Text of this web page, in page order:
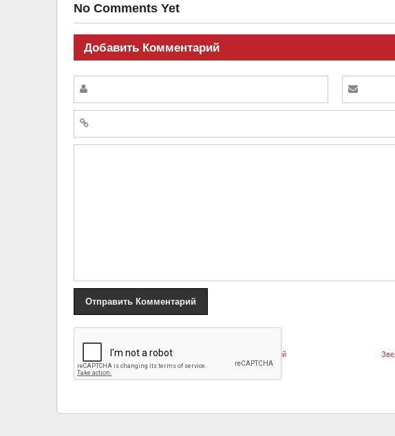
No Comments Yet
Добавить Комментарий
Наталья Селезнева рассказала, как во время операции ей
отрезали и пришили голову